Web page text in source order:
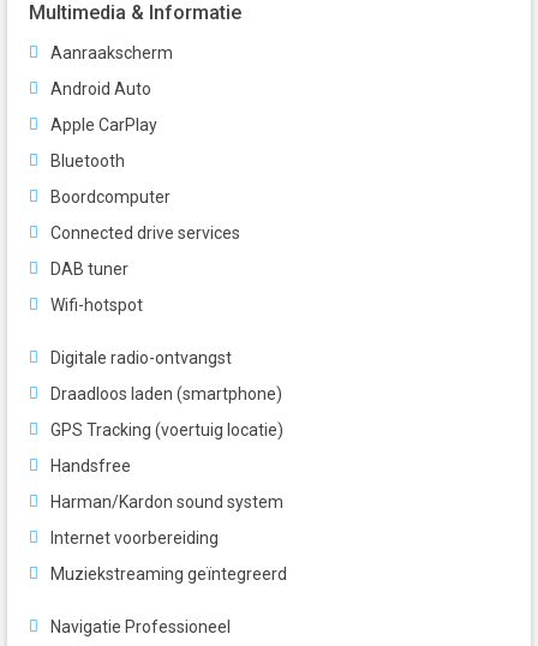
Multimedia & Informatie
Aanraakscherm
Android Auto
Apple CarPlay
Bluetooth
Boordcomputer
Connected drive services
DAB tuner
Wifi-hotspot
Digitale radio-ontvangst
Draadloos laden (smartphone)
GPS Tracking (voertuig locatie)
Handsfree
Harman/Kardon sound system
Internet voorbereiding
Muziekstreaming geïntegreerd
Navigatie Professioneel